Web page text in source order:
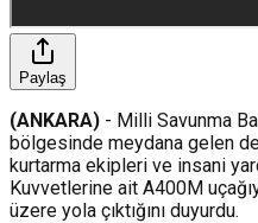
Paylaş
(ANKARA) - Milli Savunma
bölgesinde meydana gelen
kurtarma ekipleri ve insani
Kuvvetlerine ait A400M
üzere yola çıktığını duyurdu.